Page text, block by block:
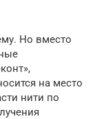
Но вместо
на место
нити по